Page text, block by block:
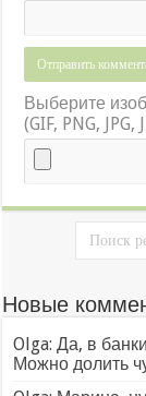
Выберите
(GIF, PNG, JPG,
Новые
Olga: Да, в
Можно долить